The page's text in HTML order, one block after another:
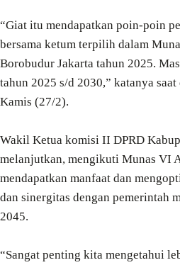
“Giat itu mendapatkan poin-poin
bersama ketum terpilih dalam
Borobudur Jakarta tahun 2025.
tahun 2025 s/d 2030,” katanya
Kamis (27/2).
Wakil Ketua komisi II DPRD
melanjutkan, mengikuti Munas VI
mendapatkan manfaat dan
dan sinergitas dengan pemerintah
2045.
“Sangat penting kita mengetahui